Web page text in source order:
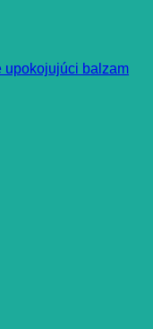
upokojujúci balzam